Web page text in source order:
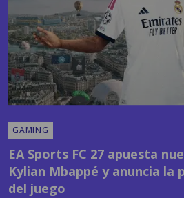
GAMING
EA Sports FC 27 apuesta
Kylian Mbappé y anuncia la
del juego